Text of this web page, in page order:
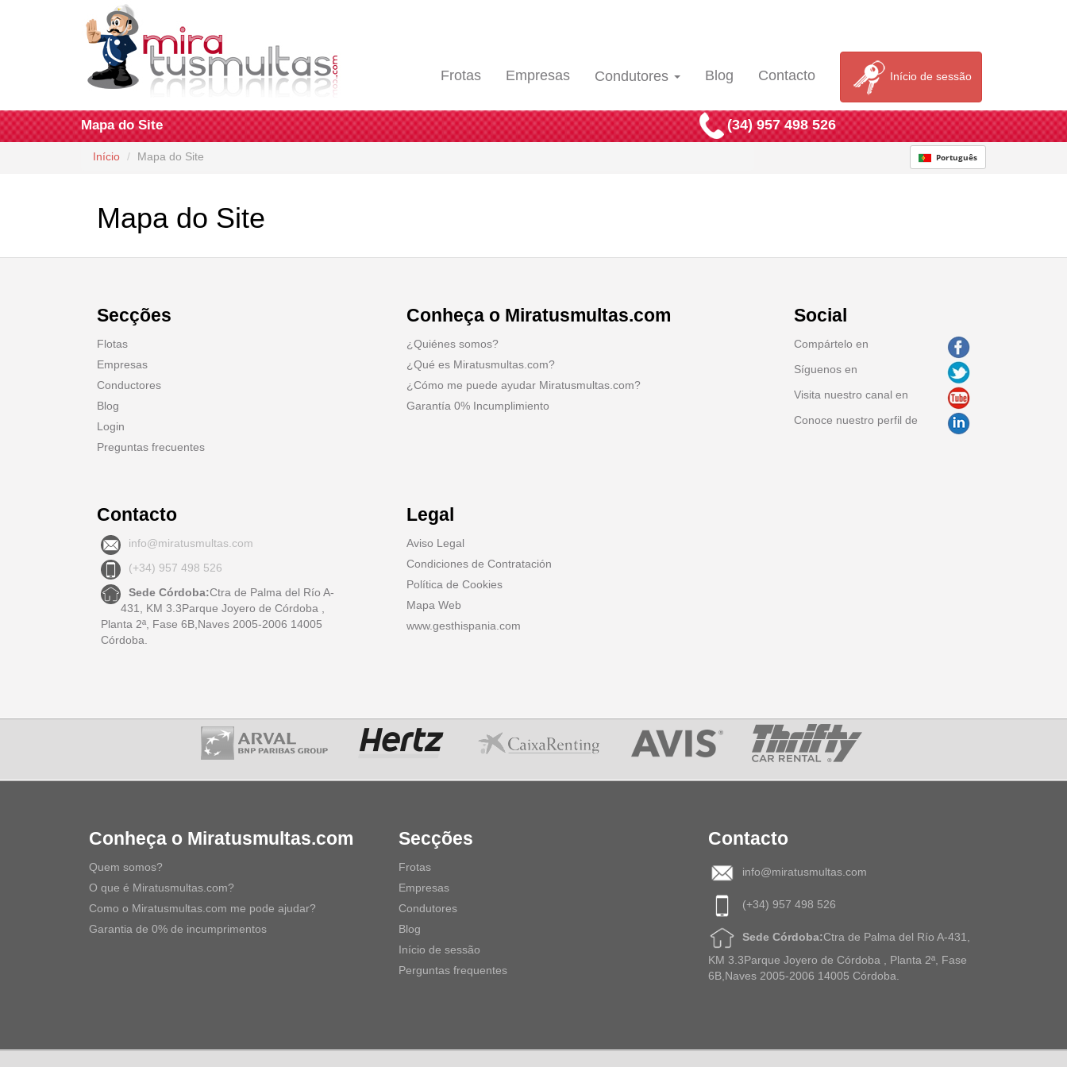
Frotas Empresas Condutores Blog Contacto Início de sessão
Mapa do Site (34) 957 498 526
Início Mapa do Site Português
Mapa do Site
Secções
Flotas
Empresas
Conductores
Blog
Login
Preguntas frecuentes
Conheça o Miratusmultas.com
¿Quiénes somos?
¿Qué es Miratusmultas.com?
¿Cómo me puede ayudar Miratusmultas.com?
Garantía 0% Incumplimiento
Social
Compártelo en
Síguenos en
Visita nuestro canal en
Conoce nuestro perfil de
Contacto
info@miratusmultas.com
(+34) 957 498 526
Sede Córdoba:Ctra de Palma del Río A-
431, KM 3.3Parque Joyero de Córdoba ,
Planta 2ª, Fase 6B,Naves 2005-2006 14005
Córdoba.
Legal
Aviso Legal
Condiciones de Contratación
Política de Cookies
Mapa Web
www.gesthispania.com
Conheça o Miratusmultas.com
Quem somos?
O que é Miratusmultas.com?
Como o Miratusmultas.com me pode ajudar?
Garantia de 0% de incumprimentos
Secções
Frotas
Empresas
Condutores
Blog
Início de sessão
Perguntas frequentes
Contacto
info@miratusmultas.com
(+34) 957 498 526
Sede Córdoba:Ctra de Palma del Río A-431,
KM 3.3Parque Joyero de Córdoba , Planta 2ª, Fase
6B,Naves 2005-2006 14005 Córdoba.